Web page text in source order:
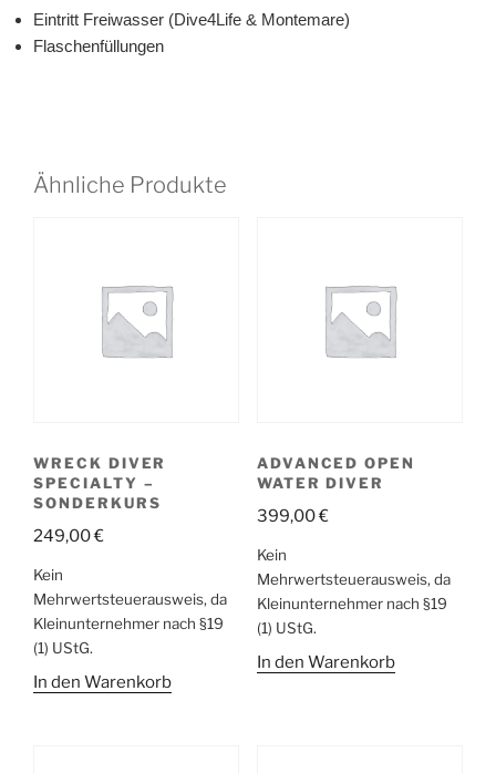
Eintritt Freiwasser (Dive4Life & Montemare)
Flaschenfüllungen
Ähnliche Produkte
WRECK DIVER
SPECIALTY –
SONDERKURS
249,00€
Kein
Mehrwertsteuerausweis, da
Kleinunternehmer nach §19
(1) UStG.
In den Warenkorb
ADVANCED OPEN
WATER DIVER
399,00€
Kein
Mehrwertsteuerausweis, da
Kleinunternehmer nach §19
(1) UStG.
In den Warenkorb